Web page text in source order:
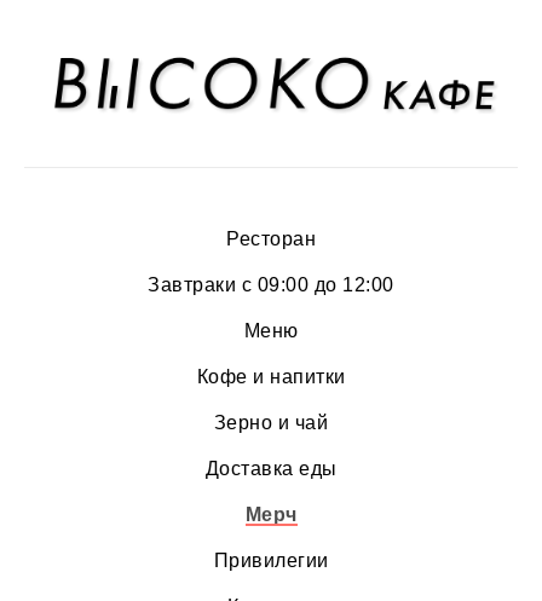
Ресторан
Завтраки с 09:00 до 12:00
Меню
Кофе и напитки
Зерно и чай
Доставка еды
Мерч
Привилегии